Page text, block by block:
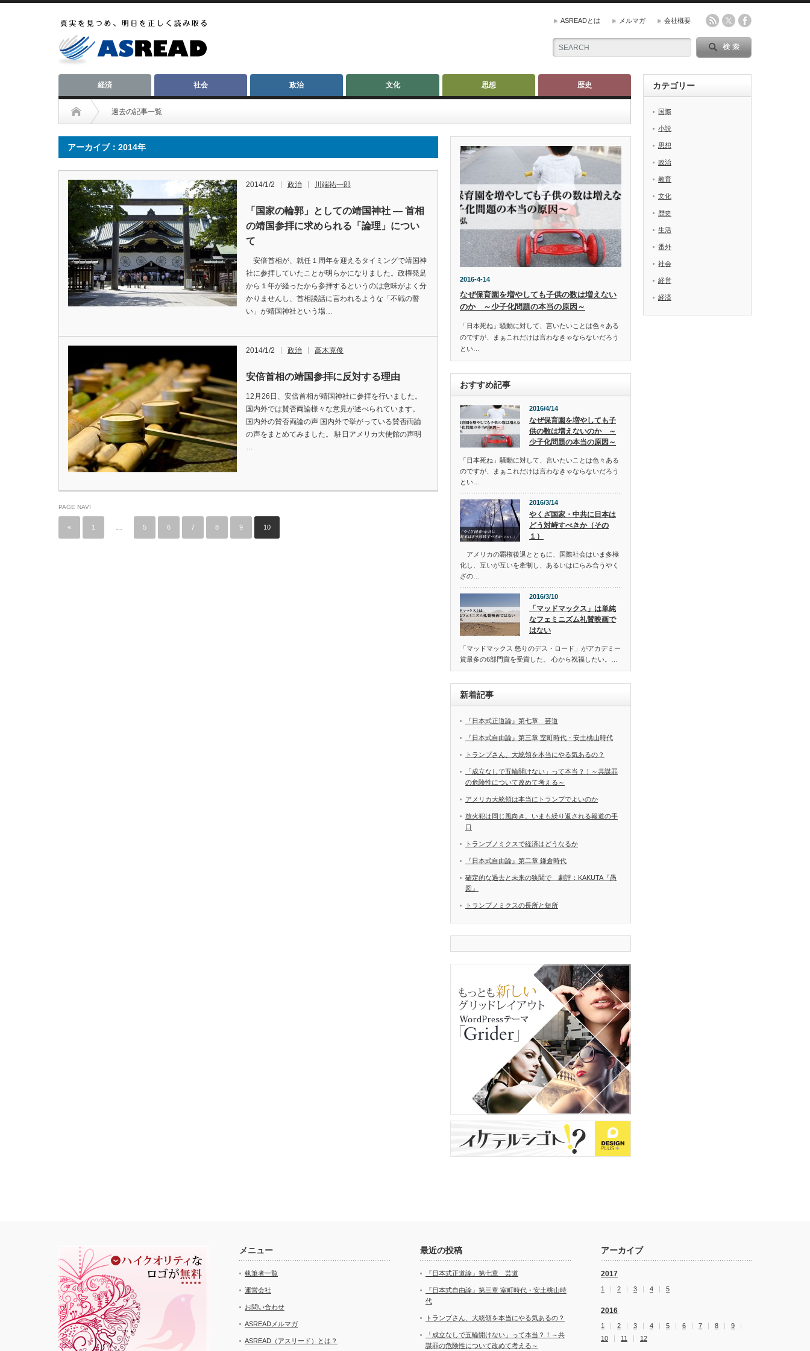
ASREADとは メルマガ 会社概要
経済 社会 政治 文化 思想 歴史
過去の記事一覧
アーカイブ：2014年
2014/1/2 政治 川端祐一郎
「国家の輪郭」としての靖国神社 — 首相
の靖国参拝に求められる「論理」につい
て
安倍首相が、就任１周年を迎えるタイミングで靖国神
社に参拝していたことが明らかになりました。政権発足
から１年が経ったから参拝するというのは意味がよく分
かりませんし、首相談話に言われるような「不戦の誓
い」が靖国神社という場…
2014/1/2 政治 高木克俊
安倍首相の靖国参拝に反対する理由
12月26日、安倍首相が靖国神社に参拝を行いました。
国内外では賛否両論様々な意見が述べられています。
国内外の賛否両論の声 国内外で挙がっている賛否両論
の声をまとめてみました。 駐日アメリカ大使館の声明
…
PAGE NAVI
« 1 5 6 7 8 9 10
2016-4-14
なぜ保育園を増やしても子供の数は増えない
のか ～少子化問題の本当の原因～
「日本死ね」騒動に対して、言いたいことは色々ある
のですが、まぁこれだけは言わなきゃならないだろう
とい…
おすすめ記事
2016/4/14
なぜ保育園を増やしても子
供の数は増えないのか ～
少子化問題の本当の原因～
「日本死ね」騒動に対して、言いたいことは色々ある
のですが、まぁこれだけは言わなきゃならないだろう
とい…
2016/3/14
やくざ国家・中共に日本は
どう対峙すべきか（その
１）
アメリカの覇権後退とともに、国際社会はいま多極
化し、互いが互いを牽制し、あるいはにらみ合うやく
ざの…
2016/3/10
「マッドマックス」は単純
なフェミニズム礼賛映画で
はない
「マッドマックス 怒りのデス・ロード」がアカデミー
賞最多の6部門賞を受賞した。 心から祝福したい。…
新着記事
『日本式正道論』第七章 芸道
『日本式自由論』第三章 室町時代・安土桃山時代
トランプさん、大統領を本当にやる気あるの？
「成立なしで五輪開けない」って本当？！～共謀罪
の危険性について改めて考える～
アメリカ大統領は本当にトランプでよいのか
放火犯は同じ風向き。いまも繰り返される報道の手
口
トランプノミクスで経済はどうなるか
『日本式自由論』第二章 鎌倉時代
確定的な過去と未来の狭間で 劇評：KAKUTA『愚
図』
トランプノミクスの長所と短所
カテゴリー
国際
小説
思想
政治
教育
文化
歴史
生活
番外
社会
経営
経済
メニュー
執筆者一覧
運営会社
お問い合わせ
ASREADメルマガ
ASREAD（アスリード）とは？
最近の投稿
『日本式正道論』第七章 芸道
『日本式自由論』第三章 室町時代・安土桃山時
代
トランプさん、大統領を本当にやる気あるの？
「成立なしで五輪開けない」って本当？！～共
謀罪の危険性について改めて考える～
アーカイブ
2017
1 2 3 4 5
2016
1 2 3 4 5 6 7 8
9
10
11 12